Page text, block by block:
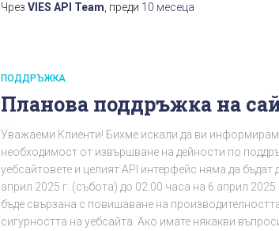
Чрез VIES API Team , преди 10 месеца
ПОДДРЪЖКА
Планова поддръжка на
Уважаеми Клиенти! Бихме искали да ви
необходимост от извършване на дейности по
уебсайтовете и целият API интерфейс няма да бъдат
април 2025 г. (събота) до 02:00 часа на 6 април
бъде свързана с повишаване на
сигурността на уебсайта. Ако имате някакви